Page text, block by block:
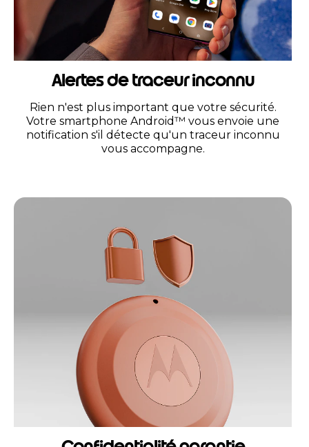
Alertes de traceur inconnu
Rien n'est plus important que votre sécurité.
Votre smartphone Android™ vous envoie une
notification s'il détecte qu'un traceur inconnu
vous accompagne.